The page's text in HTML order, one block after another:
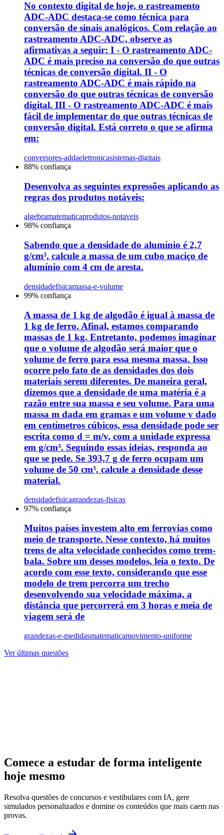
No contexto digital de hoje, o rastreamento
ADC-ADC destaca-se como técnica para
conversão de sinais analógicos. Com relação ao
rastreamento ADC-ADC, observe as
afirmativas a seguir: I - O rastreamento ADC-
ADC é mais preciso na conversão do que outras
técnicas de conversão digital. II - O
rastreamento ADC-ADC é mais rápido na
conversão do que outras técnicas de conversão
digital. III - O rastreamento ADC-ADC é mais
fácil de implementar do que outras técnicas de
conversão digital. Está correto o que se afirma
em:
conversores-addaeletronicasistemas-digitais
88% confiança
Desenvolva as seguintes expressões aplicando as
regras dos produtos notáveis:
algebramatematicaprodutos-notaveis
98% confiança
Sabendo que a densidade do alumínio é 2,7
g/cm³, calcule a massa de um cubo maciço de
alumínio com 4 cm de aresta.
densidadefisicamassa-e-volume
99% confiança
A massa de 1 kg de algodão é igual à massa de
1 kg de ferro. Afinal, estamos comparando
massas de 1 kg. Entretanto, podemos imaginar
que o volume de algodão será maior que o
volume de ferro para essa mesma massa. Isso
ocorre pelo fato de as densidades dos dois
materiais serem diferentes. De maneira geral,
dizemos que a densidade de uma matéria é a
razão entre sua massa e seu volume. Para uma
massa m dada em gramas e um volume v dado
em centímetros cúbicos, essa densidade pode ser
escrita como d = m/v, com a unidade expressa
em g/cm³. Seguindo essas ideias, responda ao
que se pede. Se 393,7 g de ferro ocupam um
volume de 50 cm³, calcule a densidade desse
material.
densidadefisicagrandezas-fisicas
97% confiança
Muitos países investem alto em ferrovias como
meio de transporte. Nesse contexto, há muitos
trens de alta velocidade conhecidos como trem-
bala. Sobre um desses modelos, leia o texto. De
acordo com esse texto, considerando que esse
modelo de trem percorra um trecho
desenvolvendo sua velocidade máxima, a
distância que percorrerá em 3 horas e meia de
viagem será de
grandezas-e-medidasmatematicamovimento-uniforme
Ver últimas questões
Comece a estudar de forma inteligente
hoje mesmo
Resolva questões de concursos e vestibulares com IA, gere
simulados personalizados e domine os conteúdos que mais caem nas
provas.